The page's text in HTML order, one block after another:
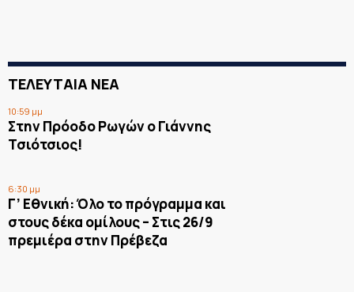
ΤΕΛΕΥΤΑΙΑ ΝΕΑ
10:59 μμ
Στην Πρόοδο Ρωγών ο Γιάννης
Τσιότσιος!
6:30 μμ
Γ’ Εθνική: Όλο το πρόγραμμα και
στους δέκα ομίλους – Στις 26/9
πρεμιέρα στην Πρέβεζα